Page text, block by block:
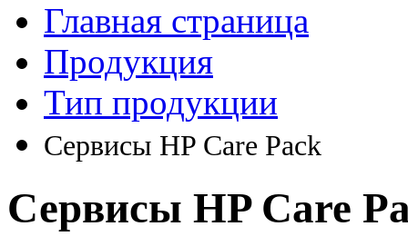
Главная страница
Продукция
Тип продукции
Сервисы HP Care Pack
Сервисы HP Care